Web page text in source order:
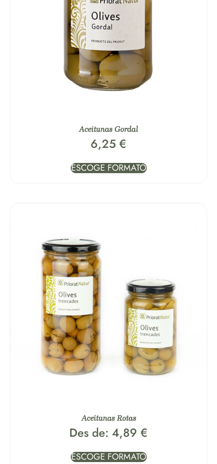
Aceitunas Gordal
6,25 €
ESCOGE FORMATO
Aceitunas Rotas
Des de: 4,89 €
ESCOGE FORMATO